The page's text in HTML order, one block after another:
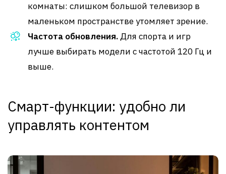
комнаты: слишком большой телевизор в
маленьком пространстве утомляет зрение.
Частота обновления.Для спорта и игр
лучше выбирать модели с частотой 120 Гц и
выше.
Смарт-функции: удобно ли
управлять контентом